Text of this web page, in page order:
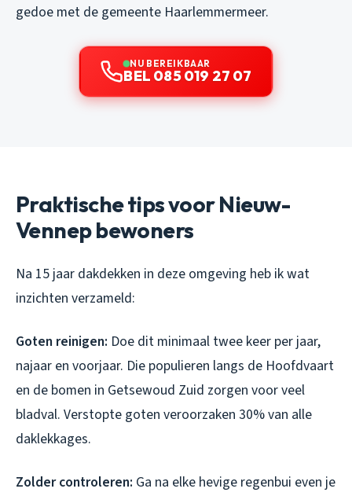
gedoe met de gemeente Haarlemmermeer.
NU BEREIKBAAR
BEL 085 019 27 07
Praktische tips voor Nieuw-
Vennep bewoners
Na 15 jaar dakdekken in deze omgeving heb ik wat
inzichten verzameld:
Goten reinigen: Doe dit minimaal twee keer per jaar,
najaar en voorjaar. Die populieren langs de Hoofdvaart
en de bomen in Getsewoud Zuid zorgen voor veel
bladval. Verstopte goten veroorzaken 30% van alle
daklekkages.
Zolder controleren: Ga na elke hevige regenbui even je